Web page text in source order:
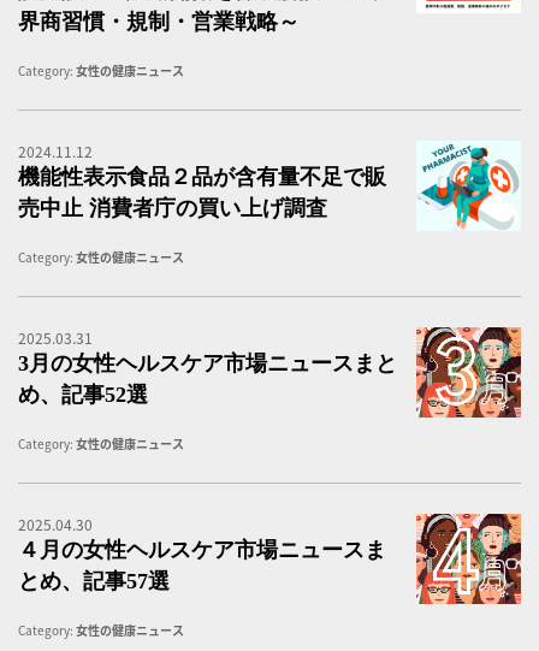
界商習慣・規制・営業戦略～
Category: 女性の健康ニュース
2024.11.12
機能性表示食品２品が含有量不足で販
売中止 消費者庁の買い上げ調査
Category: 女性の健康ニュース
2025.03.31
3月の女性ヘルスケア市場ニュースまと
め、記事52選
Category: 女性の健康ニュース
2025.04.30
４月の女性ヘルスケア市場ニュースま
とめ、記事57選
Category: 女性の健康ニュース